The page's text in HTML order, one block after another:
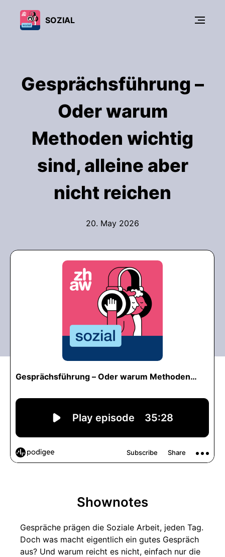
SOZIAL
Gesprächsführung –
Oder warum
Methoden wichtig
sind, alleine aber
nicht reichen
20. May 2026
Shownotes
Gespräche prägen die Soziale Arbeit, jeden Tag.
Doch was macht eigentlich ein gutes Gespräch
aus? Und warum reicht es nicht, einfach nur die